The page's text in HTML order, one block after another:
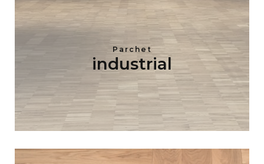
Parchet
industrial